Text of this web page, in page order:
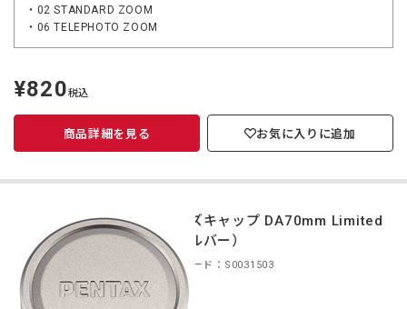
・02 STANDARD ZOOM
・06 TELEPHOTO ZOOM
定
価
¥820税込
商品詳細を見る お気に入りに追加
レンズキャップ DA70mm Limited
（シルバー）
商品コード：S0031503